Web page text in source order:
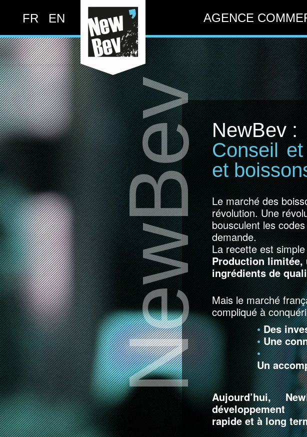
FR EN AGENCE
NewBev NewBev :
Conseil
et
Le marché des
révolution. Une
bousculent les
demande.
La recette est simple
Production
ingrédients de
Mais le marché
compliqué à
•Des
•Une
•
Un
Aujourd’hui,
développement
rapide et à long